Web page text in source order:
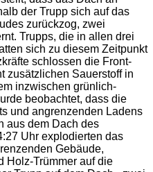
der Trupp sich auf das
zurückzog, zwei
Trupps, die in allen drei
sich zu diesem Zeitpunkt
schlossen die Front-
zusätzlichen Sauerstoff in
inzwischen grünlich-
beobachtet, dass die
und angrenzenden Ladens
aus dem Dach des
Uhr explodierten das
Gebäude,
Holz-Trümmer auf die